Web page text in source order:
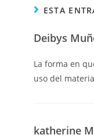
ESTA
Deibys
La forma en
uso del
katherine